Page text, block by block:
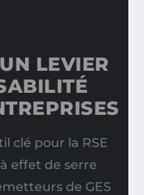
LEVIER
clé pour la RSE
effet de serre
de GES